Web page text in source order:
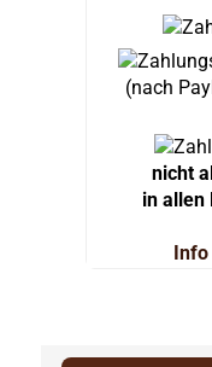
(nach
nicht
in allen